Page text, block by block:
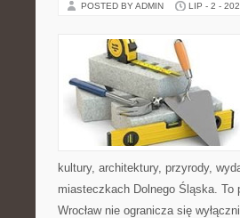
POSTED BY ADMIN LIP - 2 -
kultury, architektury, przyrody,
miasteczkach Dolnego Śląska. To
Wrocław nie ogranicza się